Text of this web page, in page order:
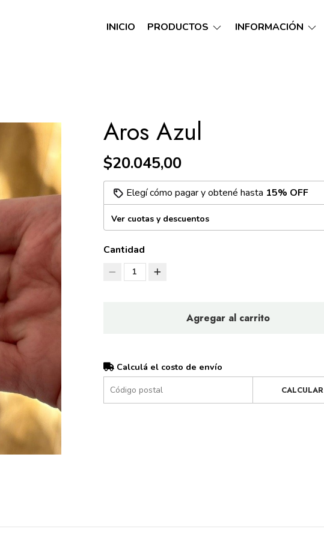
INICIO PRODUCTOS INFORMACIÓN
Aros Azul
$20.045,00
Elegí cómo pagar y obtené hasta 15% OFF
Ver cuotas y descuentos
Cantidad
1
Agregar al carrito
Calculá el costo de envío
CALCULAR